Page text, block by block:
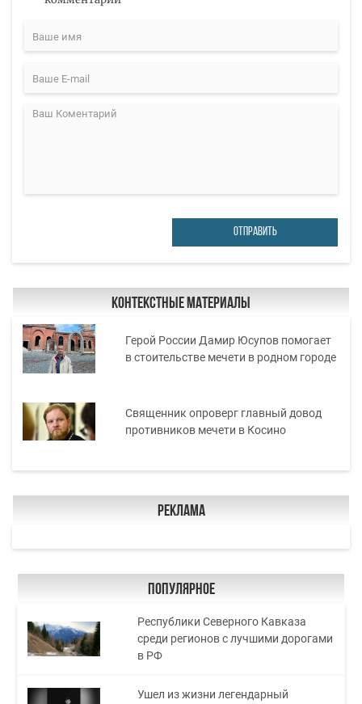
ОТПРАВИТЬ
Контекстные материалы
Герой России Дамир Юсупов помогает
в стоительстве мечети в родном городе
Священник опроверг главный довод
противников мечети в Косино
Реклама
Популярное
Республики Северного Кавказа
среди регионов с лучшими дорогами
в РФ
Ушел из жизни легендарный